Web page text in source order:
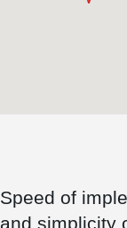
Speed of
and simplicity